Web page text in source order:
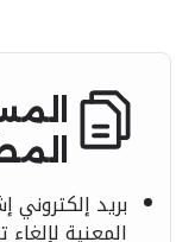
بريد
المعنية